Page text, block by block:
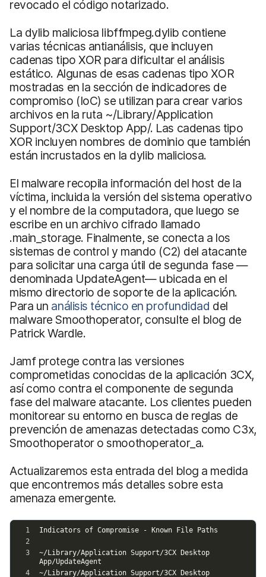
revocado el código notarizado.
La dylib maliciosa libffmpeg.dylib contiene
varias técnicas antianálisis, que incluyen
cadenas tipo XOR para dificultar el análisis
estático. Algunas de esas cadenas tipo XOR
mostradas en la sección de indicadores de
compromiso (IoC) se utilizan para crear varios
archivos en la ruta ~/Library/Application
Support/3CX Desktop App/. Las cadenas tipo
XOR incluyen nombres de dominio que también
están incrustados en la dylib maliciosa.
El malware recopila información del host de la
víctima, incluida la versión del sistema operativo
y el nombre de la computadora, que luego se
escribe en un archivo cifrado llamado
.main_storage. Finalmente, se conecta a los
sistemas de control y mando (C2) del atacante
para solicitar una carga útil de segunda fase —
denominada UpdateAgent— ubicada en el
mismo directorio de soporte de la aplicación.
Para un análisis técnico en profundidad del
malware Smoothoperator, consulte el blog de
Patrick Wardle.
Jamf protege contra las versiones
comprometidas conocidas de la aplicación 3CX,
así como contra el componente de segunda
fase del malware atacante. Los clientes pueden
monitorear su entorno en busca de reglas de
prevención de amenazas detectadas como C3x,
Smoothoperator o smoothoperator_a.
Actualizaremos esta entrada del blog a medida
que encontremos más detalles sobre esta
amenaza emergente.